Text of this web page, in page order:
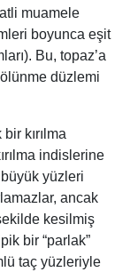
muamele
boyunca eşit
Bu, topaz’a
düzlemi
kırılma
indislerine
yüzleri
ancak
kesilmiş
bir “parlak”
taç yüzleriyle